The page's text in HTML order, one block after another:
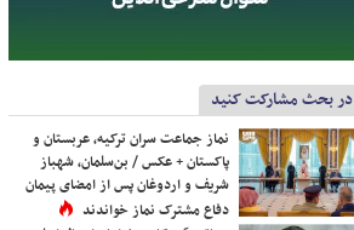
در بحث مشارکت کنید
نماز جماعت سران ترکیه، عربستان و
پاکستان + عکس / بن‌سلمان، شهباز
شریف و اردوغان پس از امضای پیمان
دفاع مشترک نماز خواندند